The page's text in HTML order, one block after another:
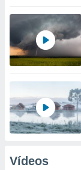
Vídeos